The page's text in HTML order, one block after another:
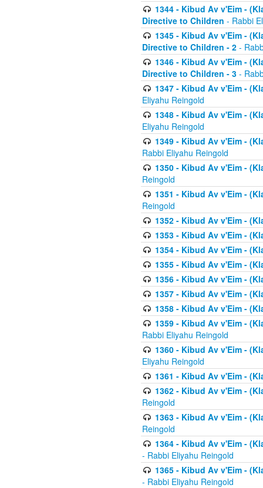
1344 - Kibud Av v'Eim -
Directive to Children - Rabbi
1345 - Kibud Av v'Eim -
Directive to Children - 2 -
1346 - Kibud Av v'Eim -
Directive to Children - 3 -
1347 - Kibud Av v'Eim -
Eliyahu Reingold
1348 - Kibud Av v'Eim -
Eliyahu Reingold
1349 - Kibud Av v'Eim -
Rabbi Eliyahu Reingold
1350 - Kibud Av v'Eim -
Reingold
1351 - Kibud Av v'Eim -
Reingold
1352 - Kibud Av v'Eim -
1353 - Kibud Av v'Eim -
1354 - Kibud Av v'Eim -
1355 - Kibud Av v'Eim -
1356 - Kibud Av v'Eim -
1357 - Kibud Av v'Eim -
1358 - Kibud Av v'Eim -
1359 - Kibud Av v'Eim -
Rabbi Eliyahu Reingold
1360 - Kibud Av v'Eim -
Eliyahu Reingold
1361 - Kibud Av v'Eim -
1362 - Kibud Av v'Eim -
Reingold
1363 - Kibud Av v'Eim -
Reingold
1364 - Kibud Av v'Eim -
- Rabbi Eliyahu Reingold
1365 - Kibud Av v'Eim -
- Rabbi Eliyahu Reingold